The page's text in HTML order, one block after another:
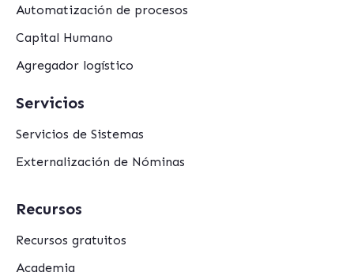
Automatización de procesos
Capital Humano
Agregador logístico
Servicios
Servicios de Sistemas
Externalización de Nóminas
Recursos
Recursos gratuitos
Academia